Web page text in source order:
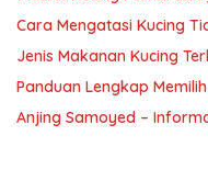
Cara Mengatasi Kucing
Jenis Makanan Kucing
Panduan Lengkap
Anjing Samoyed –